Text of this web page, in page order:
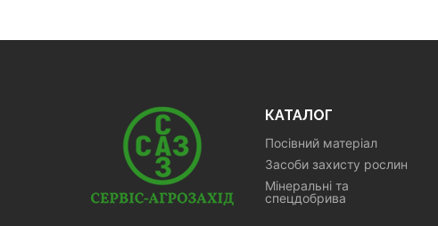
КАТАЛОГ
Посівний матеріал
Засоби захисту рослин
Мінеральні та
спецдобрива